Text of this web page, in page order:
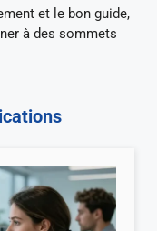
et le bon guide,
à des sommets